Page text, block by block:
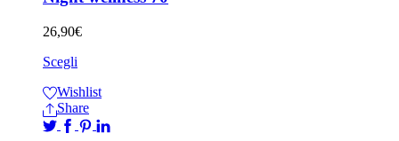
26,90€
Scegli
Wishlist
Share